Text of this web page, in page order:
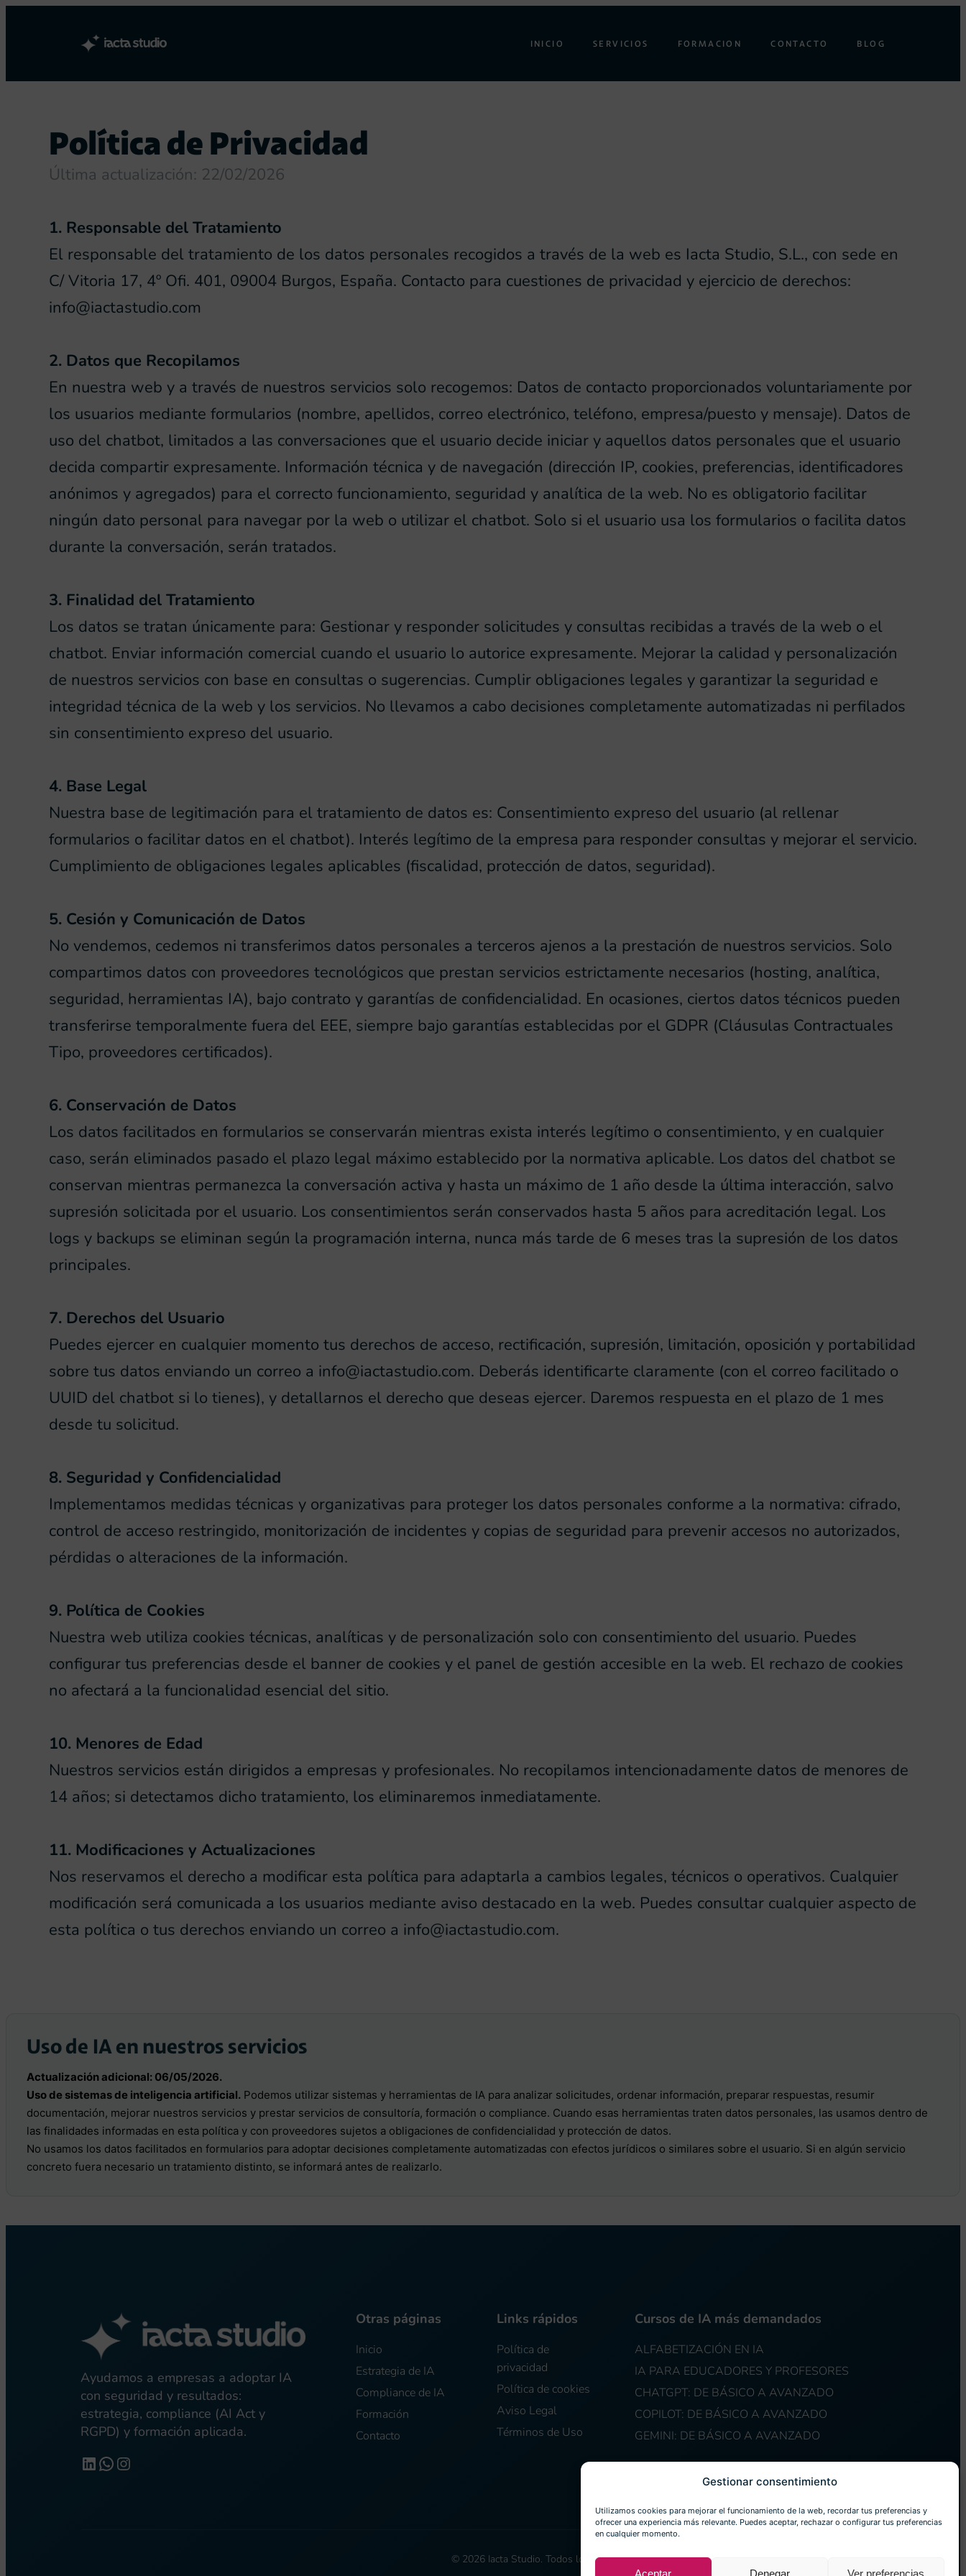
Gestionar consentimiento
Utilizamos cookies para mejorar el funcionamiento de la web, recordar tus preferencias y
ofrecer una experiencia más relevante. Puedes aceptar, rechazar o configurar tus preferencias
en cualquier momento.
Aceptar Denegar Ver preferencias
INICIO SERVICIOS FORMACION CONTACTO BLOG
Política de Privacidad
Última actualización: 22/02/2026
1. Responsable del Tratamiento
El responsable del tratamiento de los datos personales recogidos a través de la web es Iacta Studio, S.L., con sede en
C/ Vitoria 17, 4º Ofi. 401, 09004 Burgos, España. Contacto para cuestiones de privacidad y ejercicio de derechos:
info@iactastudio.com
2. Datos que Recopilamos
En nuestra web y a través de nuestros servicios solo recogemos: Datos de contacto proporcionados voluntariamente por
los usuarios mediante formularios (nombre, apellidos, correo electrónico, teléfono, empresa/puesto y mensaje). Datos de
uso del chatbot, limitados a las conversaciones que el usuario decide iniciar y aquellos datos personales que el usuario
decida compartir expresamente. Información técnica y de navegación (dirección IP, cookies, preferencias, identificadores
anónimos y agregados) para el correcto funcionamiento, seguridad y analítica de la web. No es obligatorio facilitar
ningún dato personal para navegar por la web o utilizar el chatbot. Solo si el usuario usa los formularios o facilita datos
durante la conversación, serán tratados.
3. Finalidad del Tratamiento
Los datos se tratan únicamente para: Gestionar y responder solicitudes y consultas recibidas a través de la web o el
chatbot. Enviar información comercial cuando el usuario lo autorice expresamente. Mejorar la calidad y personalización
de nuestros servicios con base en consultas o sugerencias. Cumplir obligaciones legales y garantizar la seguridad e
integridad técnica de la web y los servicios. No llevamos a cabo decisiones completamente automatizadas ni perfilados
sin consentimiento expreso del usuario.
4. Base Legal
Nuestra base de legitimación para el tratamiento de datos es: Consentimiento expreso del usuario (al rellenar
formularios o facilitar datos en el chatbot). Interés legítimo de la empresa para responder consultas y mejorar el servicio.
Cumplimiento de obligaciones legales aplicables (fiscalidad, protección de datos, seguridad).
5. Cesión y Comunicación de Datos
No vendemos, cedemos ni transferimos datos personales a terceros ajenos a la prestación de nuestros servicios. Solo
compartimos datos con proveedores tecnológicos que prestan servicios estrictamente necesarios (hosting, analítica,
seguridad, herramientas IA), bajo contrato y garantías de confidencialidad. En ocasiones, ciertos datos técnicos pueden
transferirse temporalmente fuera del EEE, siempre bajo garantías establecidas por el GDPR (Cláusulas Contractuales
Tipo, proveedores certificados).
6. Conservación de Datos
Los datos facilitados en formularios se conservarán mientras exista interés legítimo o consentimiento, y en cualquier
caso, serán eliminados pasado el plazo legal máximo establecido por la normativa aplicable. Los datos del chatbot se
conservan mientras permanezca la conversación activa y hasta un máximo de 1 año desde la última interacción, salvo
supresión solicitada por el usuario. Los consentimientos serán conservados hasta 5 años para acreditación legal. Los
logs y backups se eliminan según la programación interna, nunca más tarde de 6 meses tras la supresión de los datos
principales.
7. Derechos del Usuario
Puedes ejercer en cualquier momento tus derechos de acceso, rectificación, supresión, limitación, oposición y portabilidad
sobre tus datos enviando un correo a info@iactastudio.com. Deberás identificarte claramente (con el correo facilitado o
UUID del chatbot si lo tienes), y detallarnos el derecho que deseas ejercer. Daremos respuesta en el plazo de 1 mes
desde tu solicitud.
8. Seguridad y Confidencialidad
Implementamos medidas técnicas y organizativas para proteger los datos personales conforme a la normativa: cifrado,
control de acceso restringido, monitorización de incidentes y copias de seguridad para prevenir accesos no autorizados,
pérdidas o alteraciones de la información.
9. Política de Cookies
Nuestra web utiliza cookies técnicas, analíticas y de personalización solo con consentimiento del usuario. Puedes
configurar tus preferencias desde el banner de cookies y el panel de gestión accesible en la web. El rechazo de cookies
no afectará a la funcionalidad esencial del sitio.
10. Menores de Edad
Nuestros servicios están dirigidos a empresas y profesionales. No recopilamos intencionadamente datos de menores de
14 años; si detectamos dicho tratamiento, los eliminaremos inmediatamente.
11. Modificaciones y Actualizaciones
Nos reservamos el derecho a modificar esta política para adaptarla a cambios legales, técnicos o operativos. Cualquier
modificación será comunicada a los usuarios mediante aviso destacado en la web. Puedes consultar cualquier aspecto de
esta política o tus derechos enviando un correo a info@iactastudio.com.
Uso de IA en nuestros servicios
Actualización adicional: 06/05/2026.
Uso de sistemas de inteligencia artificial. Podemos utilizar sistemas y herramientas de IA para analizar solicitudes, ordenar información, preparar respuestas, resumir
documentación, mejorar nuestros servicios y prestar servicios de consultoría, formación o compliance. Cuando esas herramientas traten datos personales, las usamos dentro de
las finalidades informadas en esta política y con proveedores sujetos a obligaciones de confidencialidad y protección de datos.
No usamos los datos facilitados en formularios para adoptar decisiones completamente automatizadas con efectos jurídicos o similares sobre el usuario. Si en algún servicio
concreto fuera necesario un tratamiento distinto, se informará antes de realizarlo.
Ayudamos a empresas a adoptar IA
con seguridad y resultados:
estrategia, compliance (AI Act y
RGPD) y formación aplicada.
https://www.linkedin.com/company/108199569/admin/dashboard/
WhatsApp
Instagram
Otras páginas
Inicio
Estrategia de IA
Compliance de IA
Formación
Contacto
Links rápidos
Política de
privacidad
Política de cookies
Aviso Legal
Términos de Uso
Cursos de IA más demandados
ALFABETIZACIÓN EN IA
IA PARA EDUCADORES Y PROFESORES
CHATGPT: DE BÁSICO A AVANZADO
COPILOT: DE BÁSICO A AVANZADO
GEMINI: DE BÁSICO A AVANZADO
© 2026 Iacta Studio. Todos los derechos reservados.